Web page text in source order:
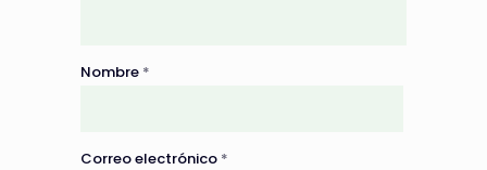
Nombre *
Correo electrónico *